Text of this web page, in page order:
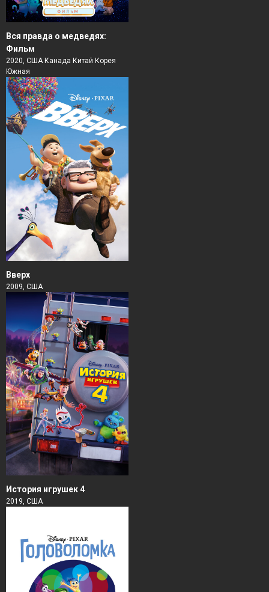
Вся правда о медведях:
Фильм
2020, США Канада Китай Корея
Южная
Вверх
2009, США
История игрушек 4
2019, США